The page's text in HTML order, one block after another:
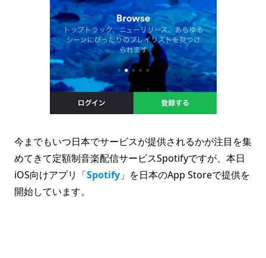
今までもいつ日本でサービスが提供されるかが注目を集
めてきて定額制音楽配信サービスSpotifyですが、本日
iOS向けアプリ「Spotify 」を日本のApp Storeで提供を
開始しています。